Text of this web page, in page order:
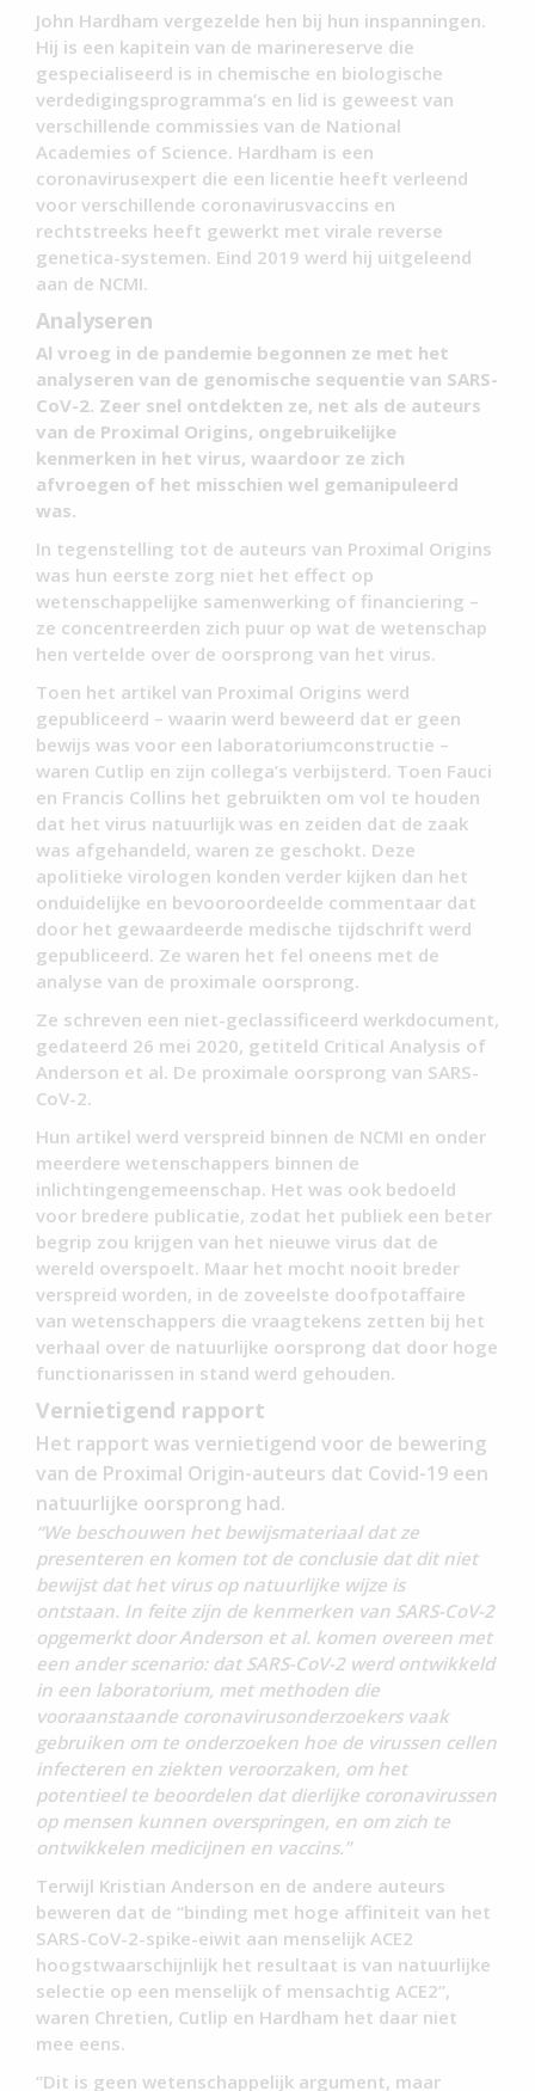
John Hardham vergezelde hen bij hun inspanningen.
Hij is een kapitein van de marinereserve die
gespecialiseerd is in chemische en biologische
verdedigingsprogramma’s en lid is geweest van
verschillende commissies van de National
Academies of Science. Hardham is een
coronavirusexpert die een licentie heeft verleend
voor verschillende coronavirusvaccins en
rechtstreeks heeft gewerkt met virale reverse
genetica-systemen. Eind 2019 werd hij uitgeleend
aan de NCMI.
Analyseren
Al vroeg in de pandemie begonnen ze met het
analyseren van de genomische sequentie van SARS-
CoV-2. Zeer snel ontdekten ze, net als de auteurs
van de Proximal Origins, ongebruikelijke
kenmerken in het virus, waardoor ze zich
afvroegen of het misschien wel gemanipuleerd
was.
In tegenstelling tot de auteurs van Proximal Origins
was hun eerste zorg niet het effect op
wetenschappelijke samenwerking of financiering –
ze concentreerden zich puur op wat de wetenschap
hen vertelde over de oorsprong van het virus.
Toen het artikel van Proximal Origins werd
gepubliceerd – waarin werd beweerd dat er geen
bewijs was voor een laboratoriumconstructie –
waren Cutlip en zijn collega’s verbijsterd. Toen Fauci
en Francis Collins het gebruikten om vol te houden
dat het virus natuurlijk was en zeiden dat de zaak
was afgehandeld, waren ze geschokt. Deze
apolitieke virologen konden verder kijken dan het
onduidelijke en bevooroordeelde commentaar dat
door het gewaardeerde medische tijdschrift werd
gepubliceerd. Ze waren het fel oneens met de
analyse van de proximale oorsprong.
Ze schreven een niet-geclassificeerd werkdocument,
gedateerd 26 mei 2020, getiteld Critical Analysis of
Anderson et al. De proximale oorsprong van SARS-
CoV-2.
Hun artikel werd verspreid binnen de NCMI en onder
meerdere wetenschappers binnen de
inlichtingengemeenschap. Het was ook bedoeld
voor bredere publicatie, zodat het publiek een beter
begrip zou krijgen van het nieuwe virus dat de
wereld overspoelt. Maar het mocht nooit breder
verspreid worden, in de zoveelste doofpotaffaire
van wetenschappers die vraagtekens zetten bij het
verhaal over de natuurlijke oorsprong dat door hoge
functionarissen in stand werd gehouden.
Vernietigend rapport
Het rapport was vernietigend voor de bewering
van de Proximal Origin-auteurs dat Covid-19 een
natuurlijke oorsprong had.
“We beschouwen het bewijsmateriaal dat ze
presenteren en komen tot de conclusie dat dit niet
bewijst dat het virus op natuurlijke wijze is
ontstaan. In feite zijn de kenmerken van SARS-CoV-2
opgemerkt door Anderson et al. komen overeen met
een ander scenario: dat SARS-CoV-2 werd ontwikkeld
in een laboratorium, met methoden die
vooraanstaande coronavirusonderzoekers vaak
gebruiken om te onderzoeken hoe de virussen cellen
infecteren en ziekten veroorzaken, om het
potentieel te beoordelen dat dierlijke coronavirussen
op mensen kunnen overspringen, en om zich te
ontwikkelen medicijnen en vaccins.”
Terwijl Kristian Anderson en de andere auteurs
beweren dat de “binding met hoge affiniteit van het
SARS-CoV-2-spike-eiwit aan menselijk ACE2
hoogstwaarschijnlijk het resultaat is van natuurlijke
selectie op een menselijk of mensachtig ACE2”,
waren Chretien, Cutlip en Hardham het daar niet
mee eens.
“Dit is geen wetenschappelijk argument, maar